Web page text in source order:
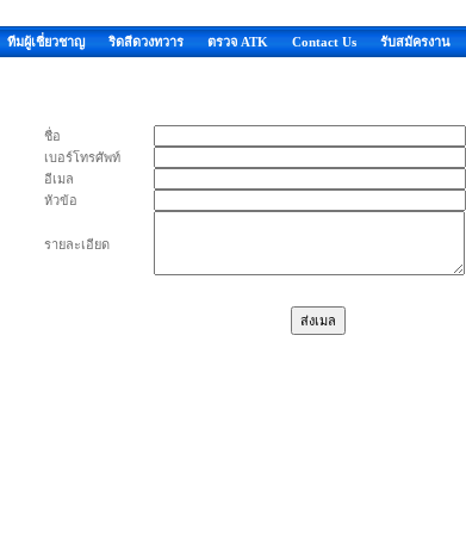
ทีมผู้เชี่ยวชาญ ริดสีดวงทวาร ตรวจ ATK Contact Us รับสมัครงาน
ชื่อ
เบอร์โทรศัพท์
อีเมล
หัวข้อ
รายละเอียด